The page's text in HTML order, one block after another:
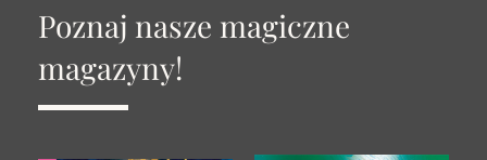
Poznaj nasze magiczne
magazyny!